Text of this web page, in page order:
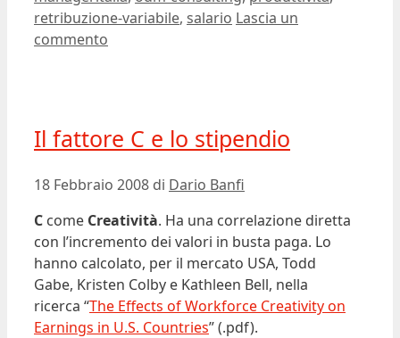
retribuzione-variabile, salario Lascia un
commento
Il fattore C e lo stipendio
18 Febbraio 2008 di Dario Banfi
C come Creatività. Ha una correlazione diretta
con l’incremento dei valori in busta paga. Lo
hanno calcolato, per il mercato USA, Todd
Gabe, Kristen Colby e Kathleen Bell, nella
ricerca “The Effects of Workforce Creativity on
Earnings in U.S. Countries” (.pdf).